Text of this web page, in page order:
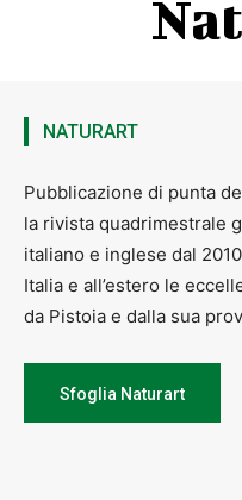
NATURART
Pubblicazione di punta
la rivista quadrimestrale
italiano e inglese dal
Italia e all’estero le
da Pistoia e dalla sua
Sfoglia Naturart